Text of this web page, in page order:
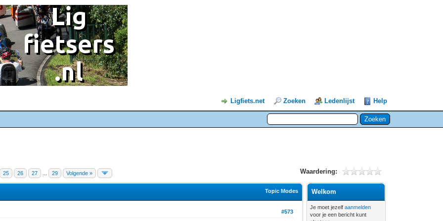
Ligfiets.net Zoeken Ledenlijst Help
25 26 27 29 Volgende » Waardering:
Topic Modes
#573
Welkom
Je moet jezelfaanmelden
voor je een bericht kunt